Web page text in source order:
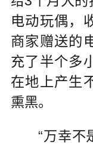
电动玩偶，
商家赠送的
充了半个多
在地上产生
熏黑。
“万幸不是